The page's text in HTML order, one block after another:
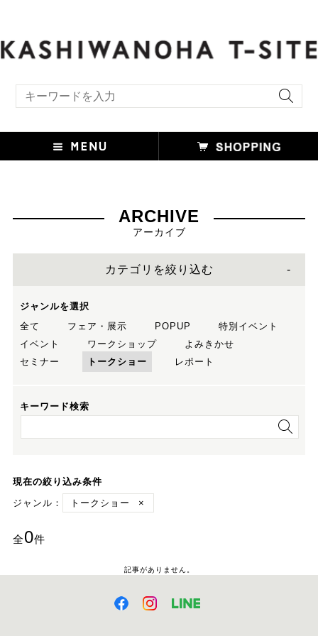
ARCHIVE
アーカイブ
カテゴリを絞り込む
ジャンルを選択
全て
フェア・展示 POPUP
特別イベント
イベント
ワークショップ
よみきかせ
セミナー
トークショー レポート
キーワード検索
現在の絞り込み条件
ジャンル：
トークショー ×
全0件
記事がありません。